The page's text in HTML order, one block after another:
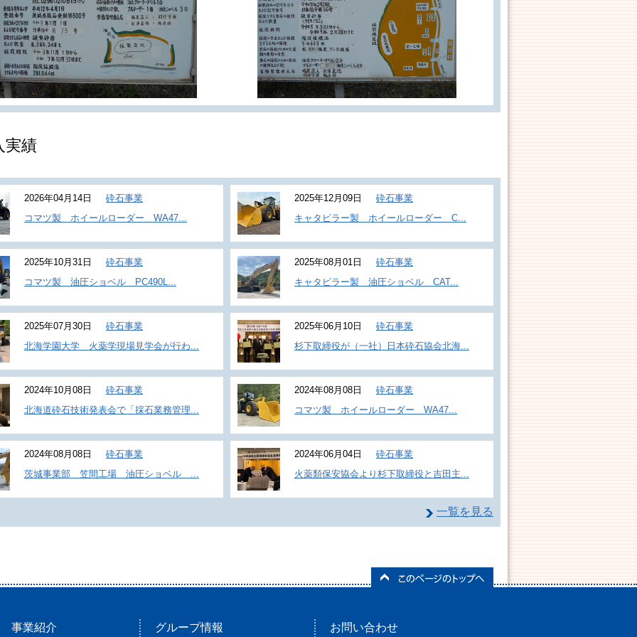
実績
2026年04月14日
砕石事業
コマツ製 ホイールローダー WA47...
2025年12月09日
砕石事業
キャタピラー製 ホイールローダー C...
2025年10月31日
砕石事業
コマツ製 油圧ショベル PC490L...
2025年08月01日
砕石事業
キャタピラー製 油圧ショベル CAT...
2025年07月30日
砕石事業
北海学園大学 火薬学現場見学会が行わ...
2025年06月10日
砕石事業
杉下取締役が（一社）日本砕石協会北海...
2024年10月08日
砕石事業
北海道砕石技術発表会で「採石業務管理...
2024年08月08日
砕石事業
コマツ製 ホイールローダー WA47...
2024年08月08日
砕石事業
茨城事業部 笠間工場 油圧ショベル ...
2024年06月04日
砕石事業
火薬類保安協会より杉下取締役と吉田主...
一覧を見る
事業紹介 グループ情報 お問い合わせ